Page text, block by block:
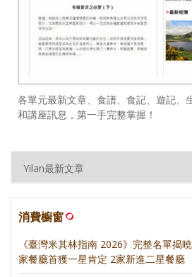
各單元最新文章、食譜、食記、遊記、
和講座訊息，第一手完整掌握！
消費櫥窗
《臺灣米其林指南 2026》完整名單揭
家餐廳首獲一星肯定 2家新進二星餐廳